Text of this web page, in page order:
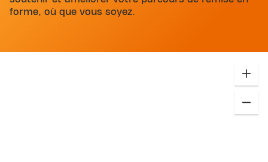
forme, où que vous soyez.